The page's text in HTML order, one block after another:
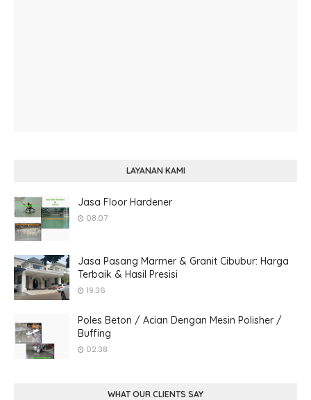
LAYANAN KAMI
Jasa Floor Hardener
08.07
Jasa Pasang Marmer & Granit Cibubur: Harga
Terbaik & Hasil Presisi
19.36
Poles Beton / Acian Dengan Mesin Polisher /
Buffing
02.38
WHAT OUR CLIENTS SAY